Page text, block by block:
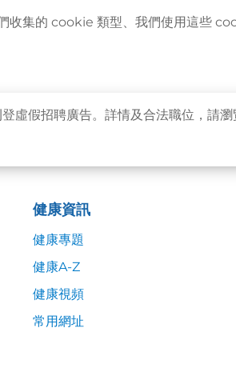
收集的 cookie 類型、我們使用這些
虛假招聘廣告。詳情及合法職位，請瀏
語言 企業客戶登入 最新資訊 聯
健康資訊
健康專題
健康A-Z
健康視頻
常用網址